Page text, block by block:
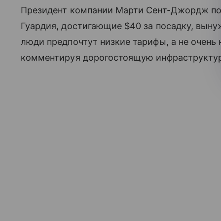
Президент компании Марти Сент-Джордж
Гуардия, достигающие $40 за посадку,
люди предпочтут низкие тарифы, а не очень
комментируя дорогостоящую